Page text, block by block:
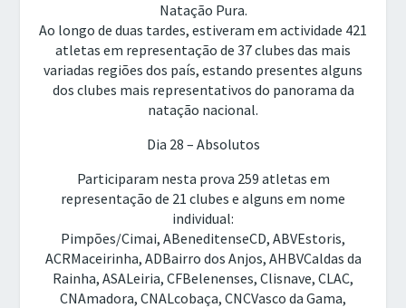
Natação Pura.
Ao longo de duas tardes, estiveram em actividade 421
atletas em representação de 37 clubes das mais
variadas regiões dos país, estando presentes alguns
dos clubes mais representativos do panorama da
natação nacional.
Dia 28 – Absolutos
Participaram nesta prova 259 atletas em
representação de 21 clubes e alguns em nome
individual:
Pimpões/Cimai, ABeneditenseCD, ABVEstoris,
ACRMaceirinha, ADBairro dos Anjos, AHBVCaldas da
Rainha, ASALeiria, CFBelenenses, Clisnave, CLAC,
CNAmadora, CNALcobaça, CNCVasco da Gama,